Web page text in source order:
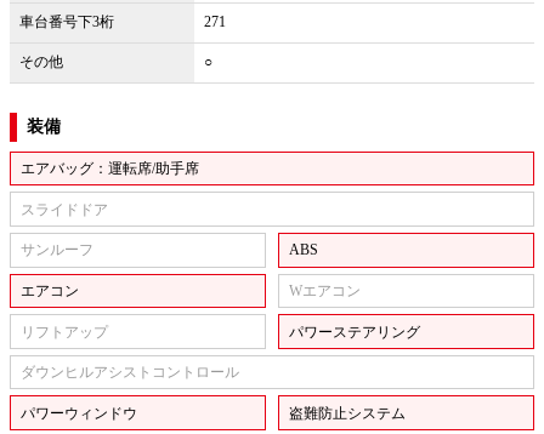
車台番号下3桁 271
その他 ○
装備
エアバッグ：運転席/助手席
スライドドア
サンルーフ ABS
エアコン Wエアコン
リフトアップ パワーステアリング
ダウンヒルアシストコントロール
パワーウィンドウ 盗難防止システム